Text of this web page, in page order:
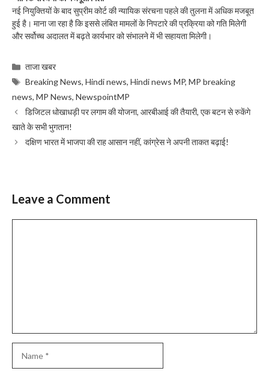
नई नियुक्तियों के बाद सुप्रीम कोर्ट की न्यायिक संरचना पहले की तुलना में अधिक मजबूत
हुई है। माना जा रहा है कि इससे लंबित मामलों के निपटारे की प्रक्रिया को गति मिलेगी
और सर्वोच्च अदालत में बढ़ते कार्यभार को संभालने में भी सहायता मिलेगी।
Categories
ताजा खबर
Tags
Breaking News,Hindi news,Hindi news MP,MP breaking
news, MP News, NewspointMP
डिजिटल धोखाधड़ी पर लगाम की योजना, आरबीआई की तैयारी, एक बटन से रुकेंगे
खाते के सभी भुगतान!
दक्षिण भारत में भाजपा की राह आसान नहीं, कांग्रेस ने अपनी ताकत बढ़ाई!
Leave a Comment